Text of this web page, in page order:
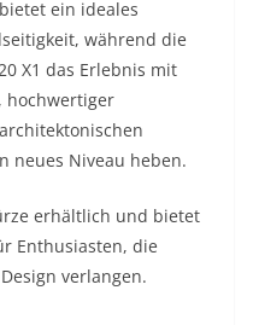
ein ideales
während die
X1 das Erlebnis mit
hochwertiger
neues Niveau heben.
erhältlich und bietet
Enthusiasten, die
verlangen.